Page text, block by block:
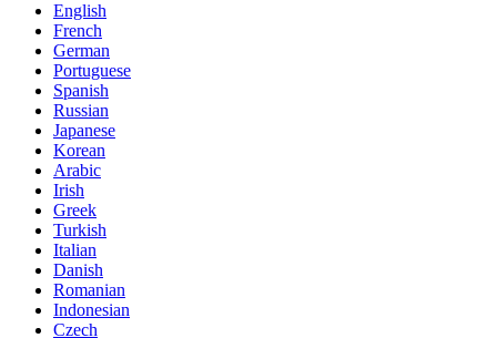
English
French
German
Portuguese
Spanish
Russian
Japanese
Korean
Arabic
Irish
Greek
Turkish
Italian
Danish
Romanian
Indonesian
Czech